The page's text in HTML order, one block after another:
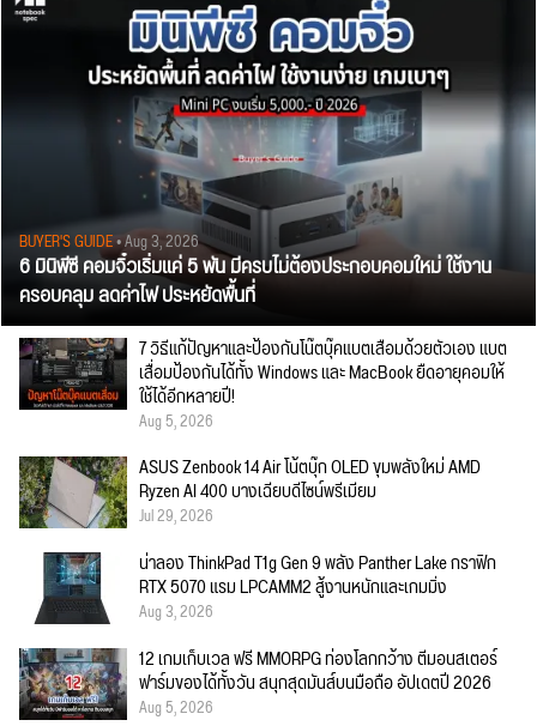
BUYER'S GUIDE• Aug 3, 2026
6 มินิพีซี คอมจิ๋วเริ่มแค่ 5 พัน มีครบไม่ต้องประกอบคอมใหม่ ใช้งาน
ครอบคลุม ลดค่าไฟ ประหยัดพื้นที่
7 วิธีแก้ปัญหาและป้องกันโน๊ตบุ๊คแบตเสื่อมด้วยตัวเอง แบต
เสื่อมป้องกันได้ทั้ง Windows และ MacBook ยืดอายุคอมให้
ใช้ได้อีกหลายปี!
Aug 5, 2026
ASUS Zenbook 14 Air โน้ตบุ๊ก OLED ขุมพลังใหม่ AMD
Ryzen AI 400 บางเฉียบดีไซน์พรีเมียม
Jul 29, 2026
น่าลอง ThinkPad T1g Gen 9 พลัง Panther Lake กราฟิก
RTX 5070 แรม LPCAMM2 สู้งานหนักและเกมมิ่ง
Aug 3, 2026
12 เกมเก็บเวล ฟรี MMORPG ท่องโลกกว้าง ตีมอนสเตอร์
ฟาร์มของได้ทั้งวัน สนุกสุดมันส์บนมือถือ อัปเดตปี 2026
Aug 5, 2026